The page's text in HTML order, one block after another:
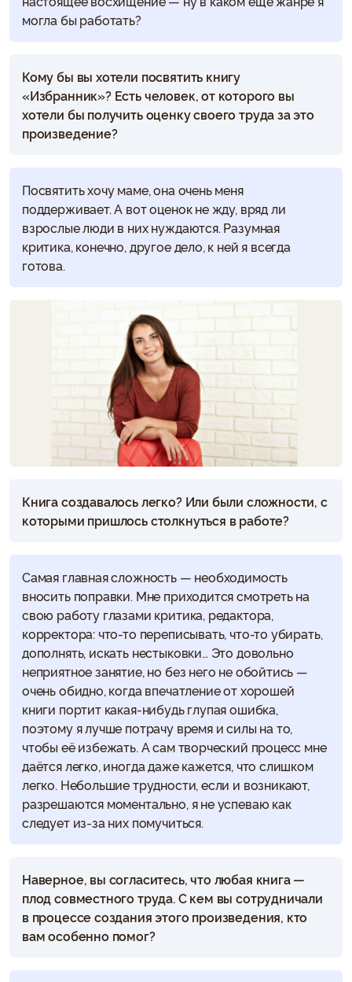
могла бы работать?
Кому бы вы хотели посвятить книгу
«Избранник»? Есть человек, от которого вы
хотели бы получить оценку своего труда за это
произведение?
Посвятить хочу маме, она очень меня
поддерживает. А вот оценок не жду, вряд ли
взрослые люди в них нуждаются. Разумная
критика, конечно, другое дело, к ней я всегда
готова.
Книга создавалось легко? Или были сложности, с
которыми пришлось столкнуться в работе?
Самая главная сложность — необходимость
вносить поправки. Мне приходится смотреть на
свою работу глазами критика, редактора,
корректора: что-то переписывать, что-то убирать,
дополнять, искать нестыковки… Это довольно
неприятное занятие, но без него не обойтись —
очень обидно, когда впечатление от хорошей
книги портит какая-нибудь глупая ошибка,
поэтому я лучше потрачу время и силы на то,
чтобы её избежать. А сам творческий процесс мне
даётся легко, иногда даже кажется, что слишком
легко. Небольшие трудности, если и возникают,
разрешаются моментально, я не успеваю как
следует из-за них помучиться.
Наверное, вы согласитесь, что любая книга —
плод совместного труда. С кем вы сотрудничали
в процессе создания этого произведения, кто
вам особенно помог?